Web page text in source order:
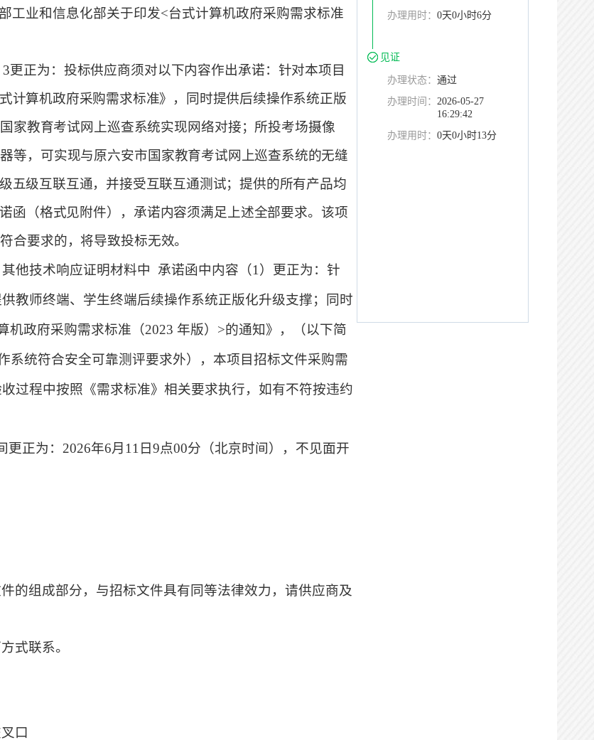
工业和信息化部关于印发<台式计算机政府采购需求标准
3更正为 ： 投标供应商须对以下内容作出承诺： 针对本项目
式计算机政府采购需求标准》，同时提供后续操作系统正版
家教育考试网上巡查系统实现网络对接；所投考场摄像
等， 可实现与原六安市国家教育考试网上巡查系统的无缝
五级互联互通，并接受互联互通测试；提供的所有产品均
函（格式见附件），承诺内容须满足上述全部要求。 该项
合要求的，将导致投标无效。
其他技术响应证明材料中 承诺函中内容 （1） 更正为：针
教师终端、学生终端后续操作系统正版化升级支撑；
同时
机政府采购需求标准（2023 年版）>的通知》 ，
（以下简
系统符合安全可靠测评要求外），本项目招标文件采购需
过程中按照《需求标准》相关要求执行，如有不符按违约
正为： 2026年6月11日9点00分（北京时间），不见面开
的组成部分，与招标文件具有同等法律效力，请供应商及
式联系。
口
办理用时： 0天0小时6分
见证
办理状态： 通过
办理时间： 2026-05-27
16:29:42
办理用时： 0天0小时13分